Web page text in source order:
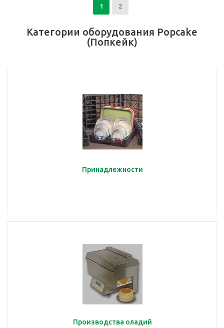
1 2
Категории оборудования Popcake
(Попкейк)
Принадлежности
Производства оладий